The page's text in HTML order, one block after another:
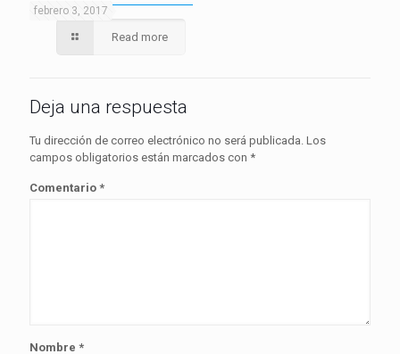
febrero 3, 2017
Read more
Deja una respuesta
Tu dirección de correo electrónico no será publicada. Los
campos obligatorios están marcados con *
Comentario *
Nombre *